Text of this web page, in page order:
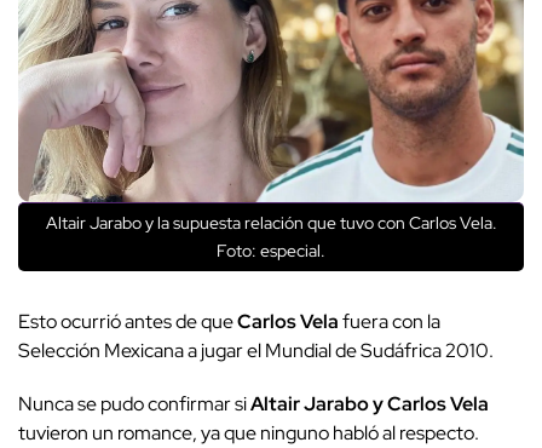
Altair Jarabo y la supuesta relación que tuvo con Carlos Vela.
Foto: especial.
Esto ocurrió antes de queCarlos Velafuera con la
Selección Mexicana a jugar el Mundial de Sudáfrica 2010.
Nunca se pudo confirmar siAltair Jarabo y Carlos Vela
tuvieron un romance, ya que ninguno habló al respecto.